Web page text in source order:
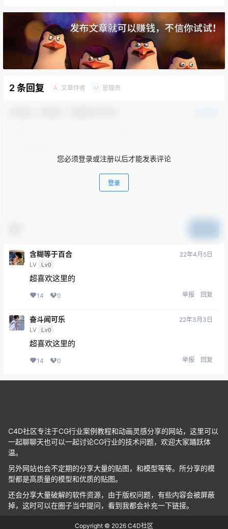
2 条回复 A 文章作者 M 管理员
您必须登录或注册以后才能发表评论
登录
含糊等于百合
LV Lv0
22年4月5日
超喜欢这里的
14 0 举报 回复
奋斗闻可乐
LV Lv0
22年3月3日
超喜欢这里的
14 0 举报 回复
C4D社区专注于CG行业案例教程和动画灵感分享的网站，这里可以
一起聊聊天也可以一起讨论CG行业的技术问题，欢迎大家踊跃体
温。
另外网站也会不定期的分享大量的贴图，和模型等等。所分享的模
型都是高质量的模型和优质的贴图。
还会分享大量破解的软件资源，由于版权问题，有些内容会被屏蔽
掉，这时可以在圈子当中提问，看到我都会补充一下链接。
Copyright © 2026 C4D社区